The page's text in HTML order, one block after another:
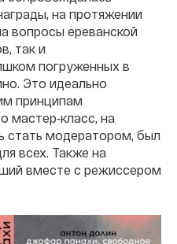
на протяжении
вопросы ереванской
так и
погруженных в
Это идеально
принципам
мастер‐класс, на
стать модератором, был
всех. Также на
вместе с режиссером